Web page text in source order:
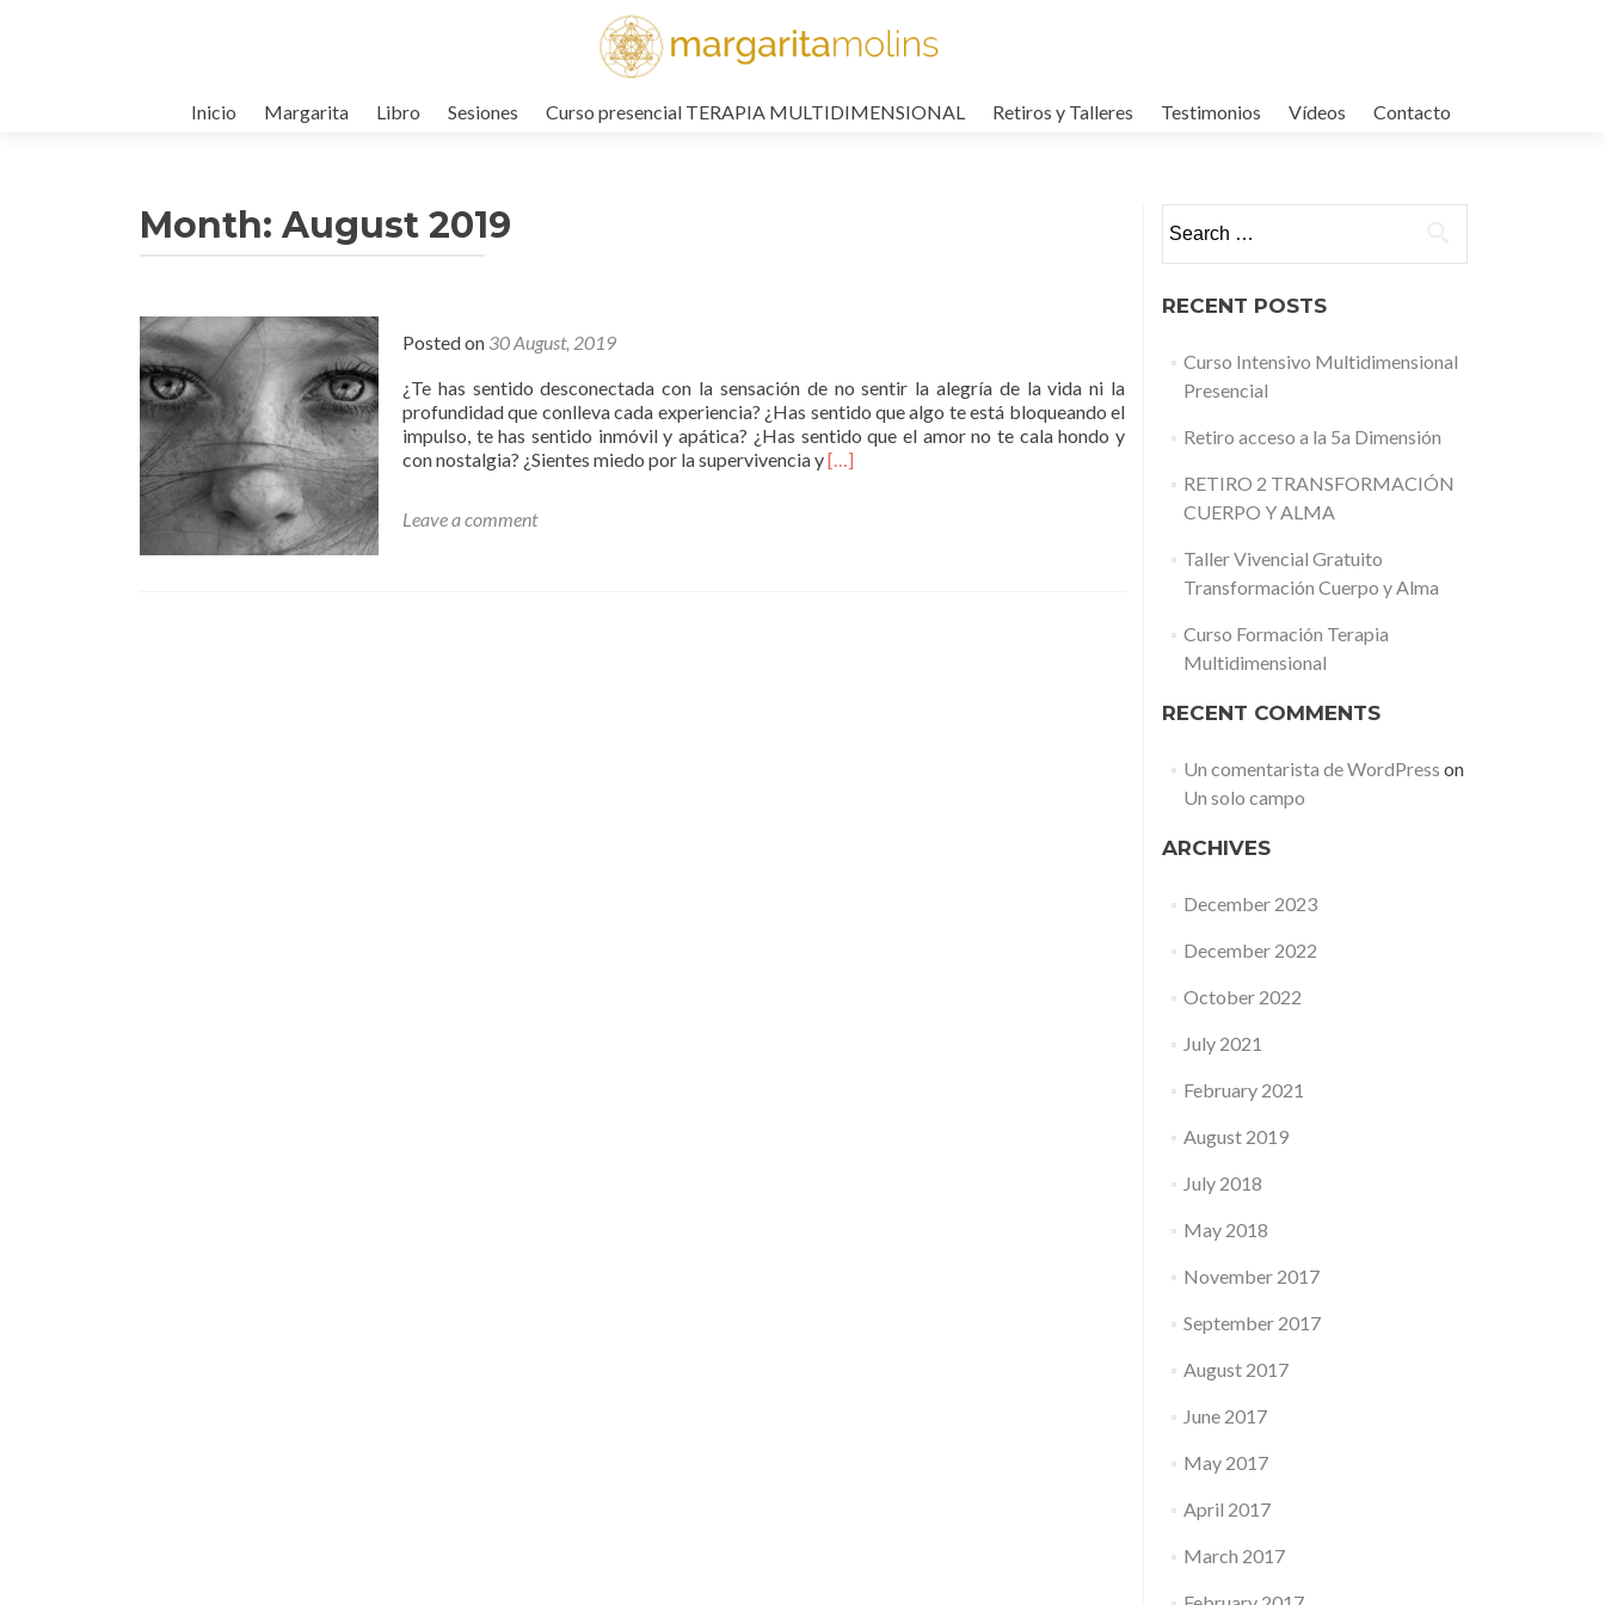
Skip to content
Inicio Margarita Libro Sesiones Curso presencial TERAPIA MULTIDIMENSIONAL Retiros y Talleres Testimonios Vídeos Contacto
Month: August 2019
Posted on 30 August, 2019
¿Te has sentido desconectada con la sensación de no sentir la alegría de la vida ni la
profundidad que conlleva cada experiencia? ¿Has sentido que algo te está bloqueando el
impulso, te has sentido inmóvil y apática? ¿Has sentido que el amor no te cala hondo y
con nostalgia? ¿Sientes miedo por la supervivencia yRead
[…]
Leave a comment
RECENT POSTS
Curso Intensivo Multidimensional
Presencial
Retiro acceso a la 5a Dimensión
RETIRO 2 TRANSFORMACIÓN
CUERPO Y ALMA
Taller Vivencial Gratuito
Transformación Cuerpo y Alma
Curso Formación Terapia
Multidimensional
RECENT COMMENTS
Un comentarista de WordPress on
Un solo campo
ARCHIVES
December 2023
December 2022
October 2022
July 2021
February 2021
August 2019
July 2018
May 2018
November 2017
September 2017
August 2017
June 2017
May 2017
April 2017
March 2017